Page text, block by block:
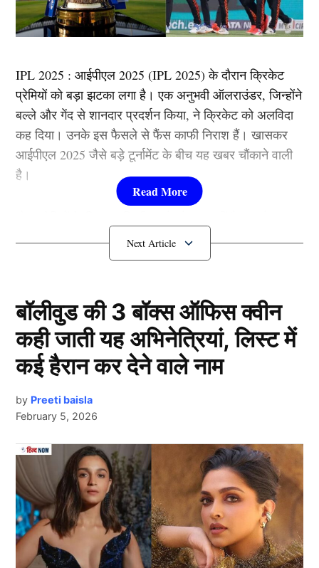
IPL 2025 : आईपीएल 2025 (IPL 2025) के दौरान क्रिकेट
प्रेमियों को बड़ा झटका लगा है। एक अनुभवी ऑलराउंडर, जिन्होंने
बल्ले और गेंद से शानदार प्रदर्शन किया, ने क्रिकेट को अलविदा
कह दिया। उनके इस फैसले से फैंस काफी निराश हैं। खासकर
आईपीएल 2025 जैसे बड़े टूर्नामेंट के बीच यह खबर चौंकाने वाली
है।
संन्यास की घोषणा के साथ ही क्रिकेट जगत में चर्चाओं का दौर
IPL 2025 : शानदार रहा है प्रथम श्रेणी
करियर
हम बात कर रहे हैं ऑस्ट्रेलिया के मोइजेस हेनरिक्स की, जिन्होंने
प्रथम श्रेणी करियर में 6830 रन बनाए, जिसमें 13 शतक शामिल
Next Article
बॉलीवुड की 3 बॉक्स ऑफिस क्वीन
कही जाती यह अभिनेत्रियां, लिस्ट में
कई हैरान कर देने वाले नाम
by Preeti baisla
February 5, 2026